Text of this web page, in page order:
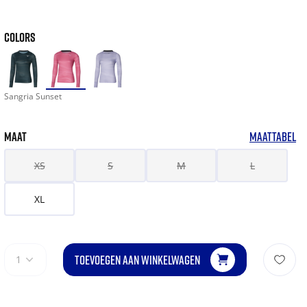
COLORS
Sangria Sunset
MAAT MAATTABEL
XS S M L
XL
1 TOEVOEGEN AAN WINKELWAGEN